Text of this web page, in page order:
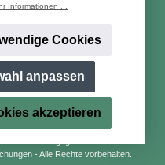
zzgl.Versandkostenund ggf.
anders angegeben.
- Alle Rechte vorbehalten.
Informationen ...
Cookies
anpassen
akzeptieren